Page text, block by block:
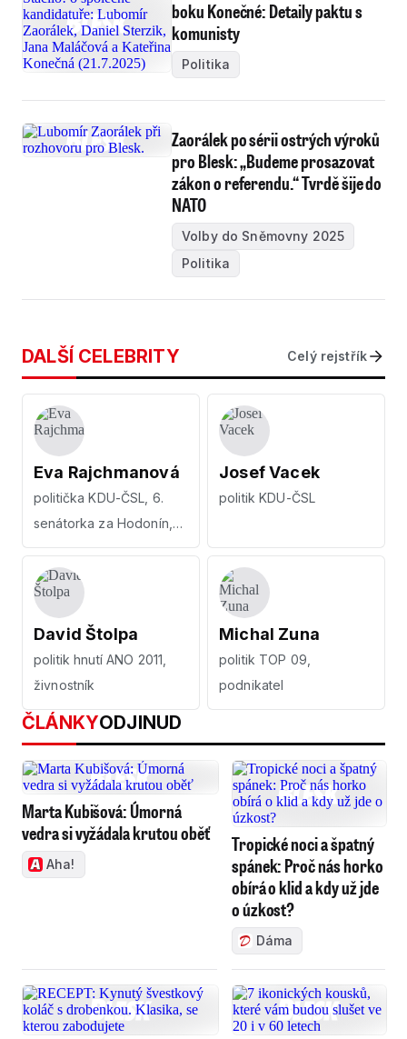
boku Konečné: Detaily paktu s
komunisty
Politika
Zaorálek po sérii ostrých výroků
pro Blesk: „Budeme prosazovat
zákon o referendu.“ Tvrdě šije do
NATO
Volby do Sněmovny 2025
Politika
DALŠÍ CELEBRITY Celý rejstřík
Eva Rajchmanová
politička KDU-ČSL, 6.
senátorka za Hodonín,
ekonomka
Josef Vacek
politik KDU-ČSL
David Štolpa
politik hnutí ANO 2011,
živnostník
Michal Zuna
politik TOP 09,
podnikatel
ČLÁNKYODJINUD
Marta Kubišová: Úmorná
vedra si vyžádala krutou oběť
Aha!
Tropické noci a špatný
spánek: Proč nás horko
obírá o klid a kdy už jde
o úzkost?
Dáma